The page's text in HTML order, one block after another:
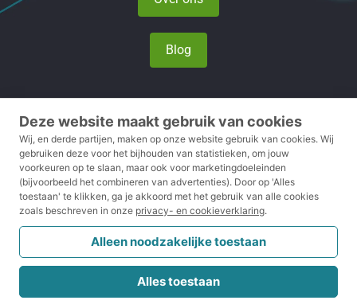
Deze website maakt gebruik van cookies
Wij, en derde partijen, maken op onze website gebruik van cookies. Wij
gebruiken deze voor het bijhouden van statistieken, om jouw
voorkeuren op te slaan, maar ook voor marketingdoeleinden
(bijvoorbeeld het combineren van advertenties). Door op 'Alles
toestaan' te klikken, ga je akkoord met het gebruik van alle cookies
zoals beschreven in onze privacy- en cookieverklaring.
Alleen noodzakelijke toestaan
Alles toestaan
Blog
Privacy- en cookieverklaring
Voorwaarden
Disclaimer
Klachtenreglement
CRKBO